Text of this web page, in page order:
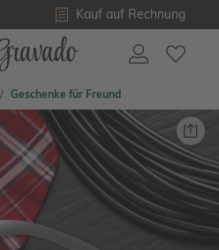
Kauf auf Rechnung
Geschenke für Freund